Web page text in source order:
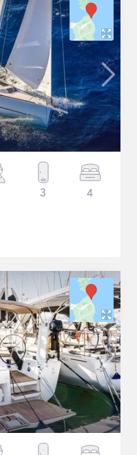
3 4